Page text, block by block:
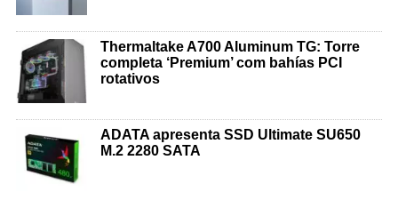
Thermaltake A700 Aluminum TG: Torre
completa ‘Premium’ com bahías PCI
rotativos
ADATA apresenta SSD Ultimate SU650
M.2 2280 SATA